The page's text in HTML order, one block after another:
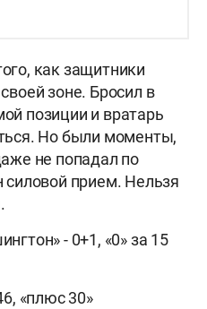
как защитники
зоне. Бросил в
позиции и вратарь
Но были моменты,
не попадал по
силовой прием. Нельзя
- 0+1, «0» за 15
«плюс 30»